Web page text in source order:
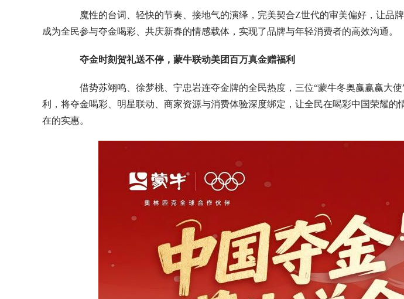
魔性的台词、轻快的节奏、接地气的演绎，完美契合Z世代的审美偏好，让品
成为全民参与夺金喝彩、共庆新春的情感载体，实现了品牌与年轻消费者的高效沟通。
夺金时刻贺礼送不停，蒙牛联动美团百万真金赠福利
借势苏翊鸣、徐梦桃、宁忠岩连夺金牌的全民热度，三位“蒙牛冬奥赢赢赢大使
利，将夺金喝彩、明星联动、商家资源与消费体验深度绑定，让全民在喝彩中国荣耀的
在的实惠。